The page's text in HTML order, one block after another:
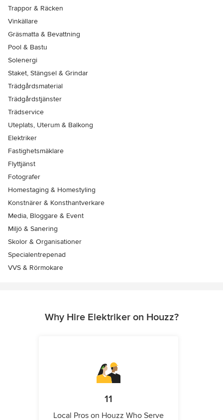
Trappor & Räcken
Vinkällare
Gräsmatta & Bevattning
Pool & Bastu
Solenergi
Staket, Stängsel & Grindar
Trädgårdsmaterial
Trädgårdstjänster
Trädservice
Uteplats, Uterum & Balkong
Elektriker
Fastighetsmäklare
Flyttjänst
Fotografer
Homestaging & Homestyling
Konstnärer & Konsthantverkare
Media, Bloggare & Event
Miljö & Sanering
Skolor & Organisationer
Specialentrepenad
VVS & Rörmokare
Why Hire Elektriker on Houzz?
11
Local Pros on Houzz Who Serve